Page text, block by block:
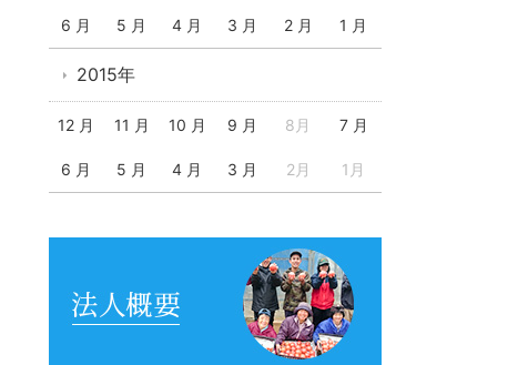
6 月 5 月 4 月 3 月 2 月 1 月
2015年
12 月 11 月 10 月 9 月 8月 7 月
6 月 5 月 4 月 3 月 2月 1月